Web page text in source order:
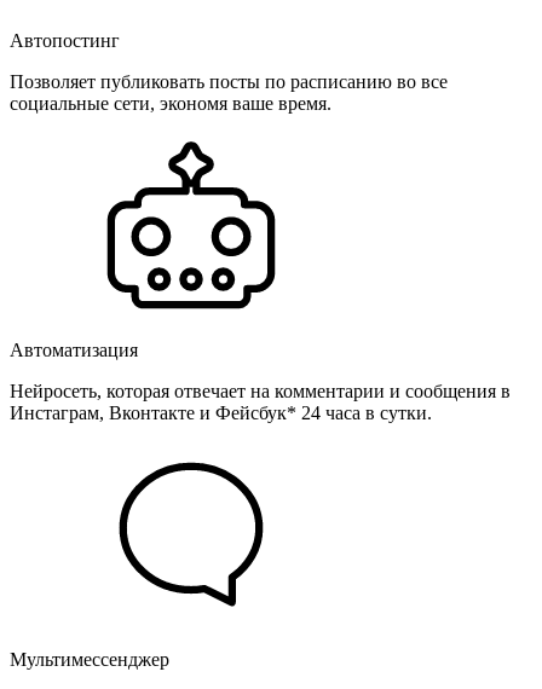
Автопостинг
Позволяет публиковать посты по расписанию во все
социальные сети, экономя ваше время.
Автоматизация
Нейросеть, которая отвечает на комментарии и сообщения в
Инстаграм, Вконтакте и Фейсбук* 24 часа в сутки.
Мультимессенджер